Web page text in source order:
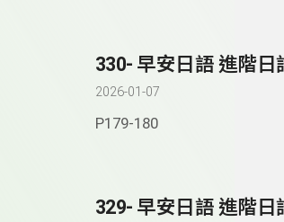
330- 早安日語 進階日
2026-01-07
P179-180
329- 早安日語 進階日